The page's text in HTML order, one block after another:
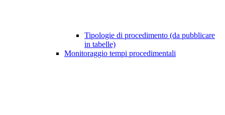
Tipologie di procedimento (da pubblicare
in tabelle)
Monitoraggio tempi procedimentali